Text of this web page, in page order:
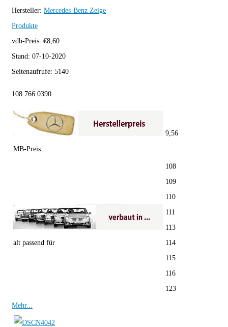
Hersteller: Mercedes-Benz Zeige
Produkte
vdh-Preis: €8,60
Stand: 07-10-2020
Seitenaufrufe: 5140
108 766 0390
MB-Preis
9,56
alt passend für
108
109
110
111
113
114
115
116
123
Mehr...